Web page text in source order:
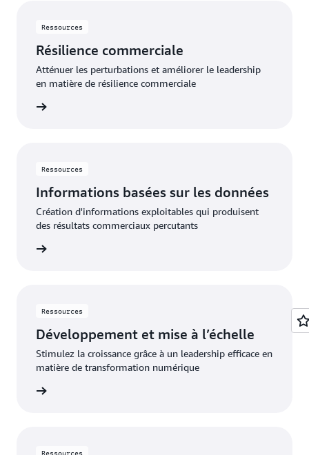
Ressources
Résilience commerciale
Atténuer les perturbations et améliorer le leadership
en matière de résilience commerciale
Ressources
Informations basées sur les données
Création d'informations exploitables qui produisent
des résultats commerciaux percutants
Ressources
Développement et mise à l’échelle
Stimulez la croissance grâce à un leadership efficace en
matière de transformation numérique
Ressources